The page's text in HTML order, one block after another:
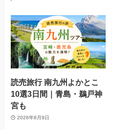
読売旅行 南九州よかとこ
10選3日間｜青島・鵜戸神
宮も
2026年8月9日